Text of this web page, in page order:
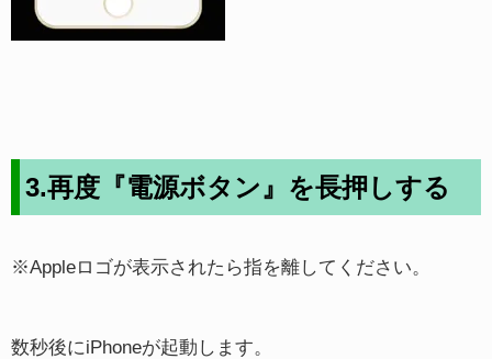
3.再度『電源ボタン』を長押しする
※Appleロゴが表示されたら指を離してください。
数秒後にiPhoneが起動します。